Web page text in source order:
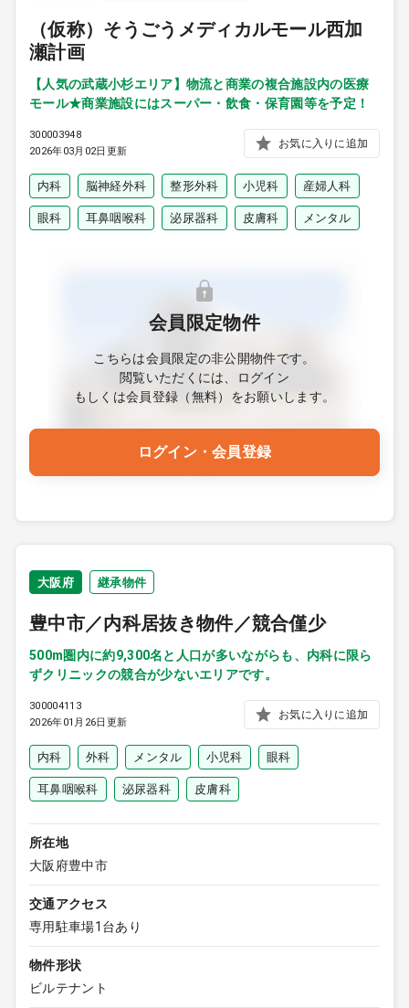
医師求人
DtoDとは
お問合せ
医院の譲渡・売却をお考えの方
（仮称）そうごうメディカルモール西加
瀬計画
【人気の武蔵小杉エリア】物流と商業の複合施設内の医療
モール★商業施設にはスーパー・飲食・保育園等を予定！
300003948
2026年03月02日更新
お気に入りに追加
内科 脳神経外科 整形外科 小児科 産婦人科
眼科 耳鼻咽喉科 泌尿器科 皮膚科 メンタル
会員限定物件
こちらは会員限定の非公開物件です。
閲覧いただくには、ログイン
もしくは会員登録（無料）をお願いします。
ログイン・会員登録
大阪府 継承物件
豊中市／内科居抜き物件／競合僅少
500m圏内に約9,300名と人口が多いながらも、内科に限ら
ずクリニックの競合が少ないエリアです。
300004113
2026年01月26日更新
お気に入りに追加
内科 外科 メンタル 小児科 眼科
耳鼻咽喉科 泌尿器科 皮膚科
所在地
大阪府豊中市
交通アクセス
専用駐車場1台あり
物件形状
ビルテナント